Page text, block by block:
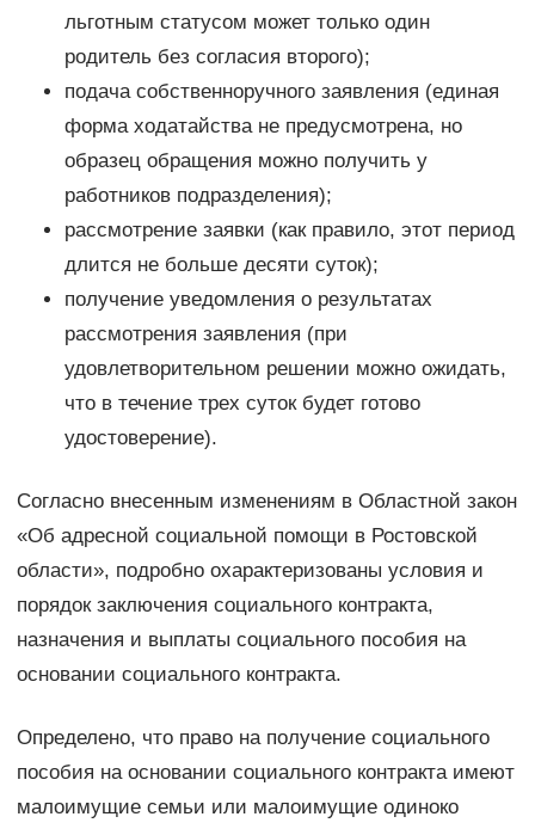
льготным статусом может только один
родитель без согласия второго);
подача собственноручного заявления (единая
форма ходатайства не предусмотрена, но
образец обращения можно получить у
работников подразделения);
рассмотрение заявки (как правило, этот период
длится не больше десяти суток);
получение уведомления о результатах
рассмотрения заявления (при
удовлетворительном решении можно ожидать,
что в течение трех суток будет готово
удостоверение).
Согласно внесенным изменениям в Областной закон
«Об адресной социальной помощи в Ростовской
области», подробно охарактеризованы условия и
порядок заключения социального контракта,
назначения и выплаты социального пособия на
основании социального контракта.
Определено, что право на получение социального
пособия на основании социального контракта имеют
малоимущие семьи или малоимущие одиноко